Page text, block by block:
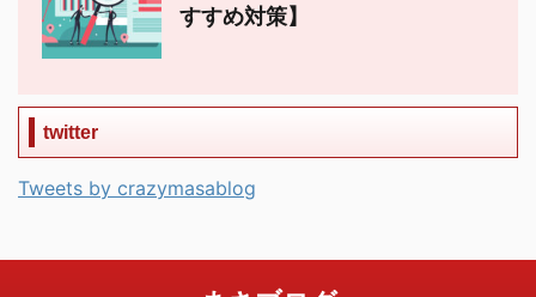
すすめ対策】
twitter
Tweets by crazymasablog